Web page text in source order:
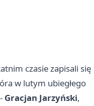
czasie zapisali się
w lutym ubiegłego
Gracjan Jarzyński,